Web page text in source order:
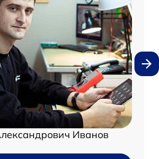
Иванов